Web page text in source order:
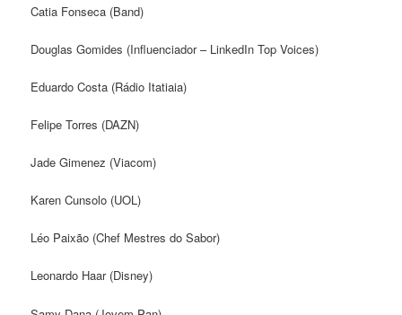
Catia Fonseca (Band)
Douglas Gomides (Influenciador – LinkedIn Top Voices)
Eduardo Costa (Rádio Itatiaia)
Felipe Torres (DAZN)
Jade Gimenez (Viacom)
Karen Cunsolo (UOL)
Léo Paixão (Chef Mestres do Sabor)
Leonardo Haar (Disney)